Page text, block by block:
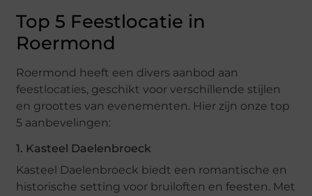
Top 5 Feestlocatie in
Roermond
Roermond heeft een divers aanbod aan
feestlocaties, geschikt voor verschillende stijlen
en groottes van evenementen. Hier zijn onze top
5 aanbevelingen:
1. Kasteel Daelenbroeck
Kasteel Daelenbroeck biedt een romantische en
historische setting voor bruiloften en feesten. Met